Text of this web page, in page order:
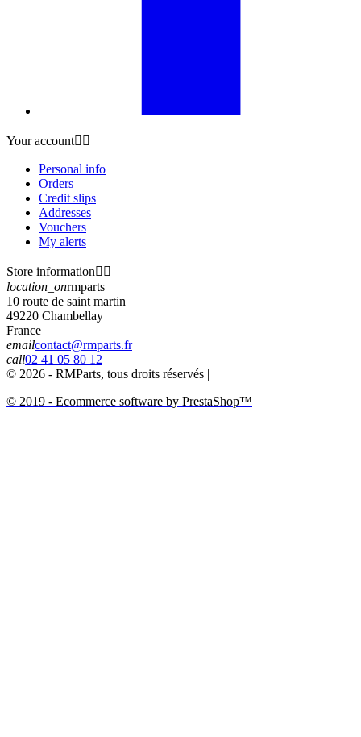
Your account 
Personal info
Orders
Credit slips
Addresses
Vouchers
My alerts
Store information 
location_onrmparts
10 route de saint martin
49220 Chambellay
France
emailcontact@rmparts.fr
call02 41 05 80 12
© 2026 - RMParts, tous droits réservés |
© 2019 - Ecommerce software by PrestaShop™